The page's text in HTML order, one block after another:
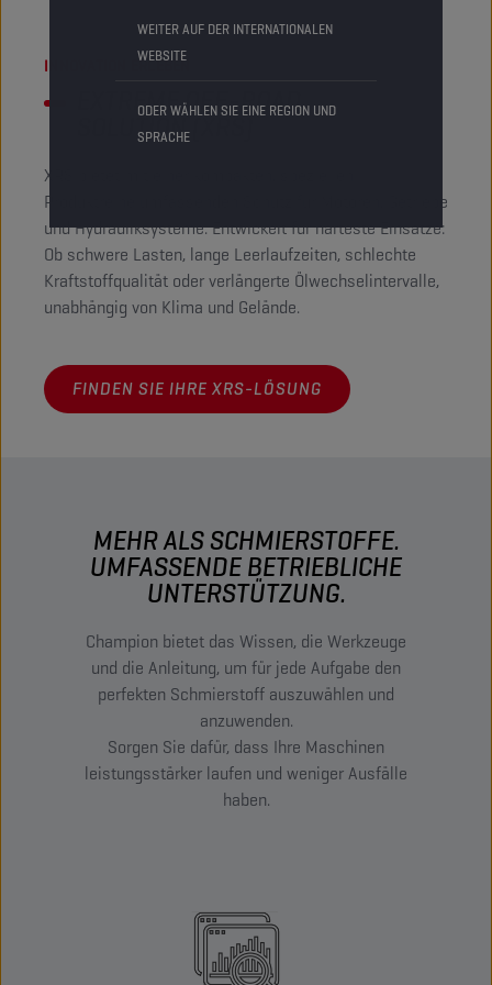
WEITER AUF DER INTERNATIONALEN
WEBSITE
ODER WÄHLEN SIE EINE REGION UND
SPRACHE
INNOVATION ERLEBEN
EXTREME OFF-ROAD
SOLUTION (XRS)
XRS bietet mit einer kompakten, speziellen
Produktreihe umfassenden Schutz für Motoren, Getriebe
und Hydrauliksysteme. Entwickelt für härteste Einsätze:
Ob schwere Lasten, lange Leerlaufzeiten, schlechte
Kraftstoffqualität oder verlängerte Ölwechselintervalle,
unabhängig von Klima und Gelände.
FINDEN SIE IHRE XRS-LÖSUNG
MEHR ALS SCHMIERSTOFFE.
UMFASSENDE BETRIEBLICHE
UNTERSTÜTZUNG.
Champion bietet das Wissen, die Werkzeuge
und die Anleitung, um für jede Aufgabe den
perfekten Schmierstoff auszuwählen und
anzuwenden.
Sorgen Sie dafür, dass Ihre Maschinen
leistungsstärker laufen und weniger Ausfälle
haben.